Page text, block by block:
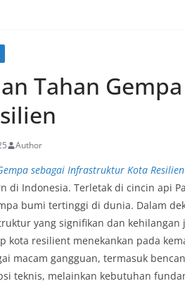
Tahan
Author
sebagai Infrastruktur Kota Resilien
di Indonesia. Terletak di cincin api
bumi tertinggi di dunia. Dalam
yang signifikan dan
kota resilient menekankan pada
macam gangguan, termasuk
teknis, melainkan kebutuhan